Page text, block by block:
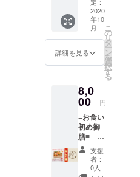
でおも
いっき
遊ん
じゃお
う！ ※
チケッ
月〜３
年４月
迄利用
可能。
フにし
た特製
お弁当×
２個
セッ
ト】 大
人も子
しめ
る、可
愛いお
弁当 あ
にまる
御膳を
持って
東公園
を盛り
2020
年10
月
詳細を見る
こ
の
リ
タ
ー
ン
を
選
択
す
る
8,0
00 円
≡お食い
初め御
膳≡ お
持ち帰
りも可
能！ お
支援
者：
0人